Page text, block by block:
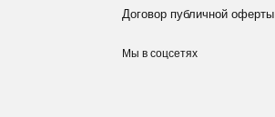
Договор публичной оферты
Мы в соцсетях